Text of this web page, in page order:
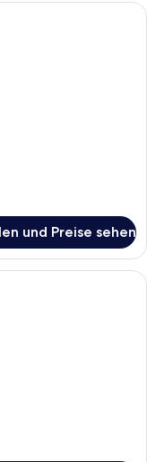
mit Bett,
und Preise sehen
mit Bett,